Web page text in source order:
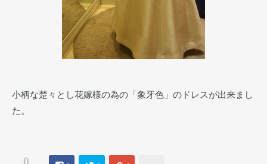
小柄な楚々とし花嫁様の為の「象牙色」のドレスが出来まし
た。
0